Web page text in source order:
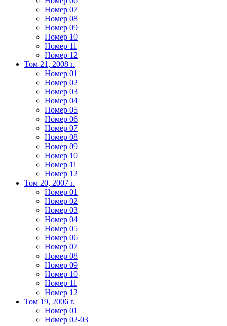
Номер 07
Номер 08
Номер 09
Номер 10
Номер 11
Номер 12
Том 21, 2008 г.
Номер 01
Номер 02
Номер 03
Номер 04
Номер 05
Номер 06
Номер 07
Номер 08
Номер 09
Номер 10
Номер 11
Номер 12
Том 20, 2007 г.
Номер 01
Номер 02
Номер 03
Номер 04
Номер 05
Номер 06
Номер 07
Номер 08
Номер 09
Номер 10
Номер 11
Номер 12
Том 19, 2006 г.
Номер 01
Номер 02-03